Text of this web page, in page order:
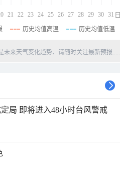
21 22 23 24 25 26 27 28 29 30 31 日
历史均值高温 历史均值低温
未来天气变化趋势、请随时关注最新预报.....
局 即将进入48小时台风警戒